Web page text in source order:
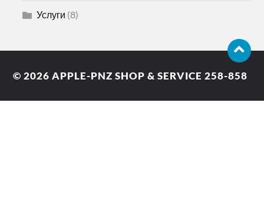
Услуги (8)
© 2026APPLE-PNZ SHOP & SERVICE 258-858